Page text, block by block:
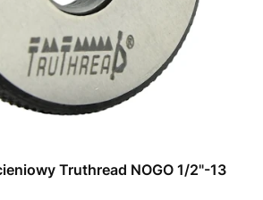
Truthread NOGO 1/2"-13